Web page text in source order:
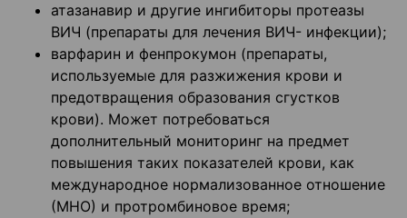
атазанавир и другие ингибиторы протеазы
ВИЧ (препараты для лечения ВИЧ- инфекции);
варфарин и фенпрокумон (препараты,
используемые для разжижения крови и
предотвращения образования сгустков
крови). Может потребоваться
дополнительный мониторинг на предмет
повышения таких показателей крови, как
международное нормализованное отношение
(МНО) и протромбиновое время;